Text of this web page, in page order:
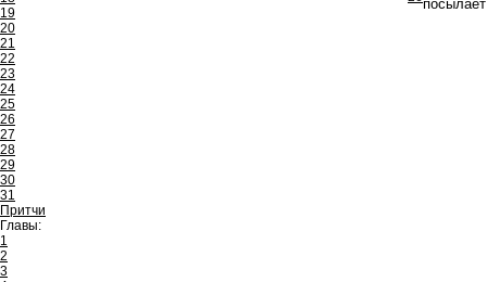
19
20
21
22
23
24
25
26
27
28
29
30
31
Притчи
Главы:
1
2
3